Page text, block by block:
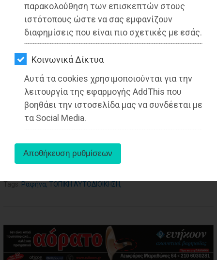
παρακολούθηση των επισκεπτών στους
ιστότοπους ώστε να σας εμφανίζουν
διαφημίσεις που είναι πιο σχετικές με εσάς.
Kοινωνικά Δίκτυα
Αυτά τα cookies χρησιμοποιούνται για την
λειτουργία της εφαρμογής AddThis που
βοηθάει την ιστοσελίδα μας να συνδέεται με
τα Social Media.
ΕΦΗΜΕΡΙΔΕΣ
OΔΗΓΟΣ
ΑΓΟΡΑΣ
ΨΙΘΥΡΟΙ
ΑΠΟΣΤΟΛΗ
ΑΡΘΡΩΝ
05-08-2021
aboutus
Tags: Ραφήνα, ΤΟΠΙΚΗ ΑΥΤΟΔΙΟΙΚΗΣΗ,